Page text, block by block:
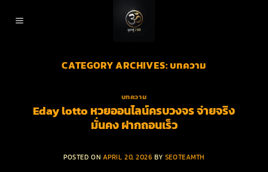
CATEGORY ARCHIVES:บทความ
บทความ
Eday lotto หวยออนไลน์ครบวงจร จ่ายจริง
มั่นคง ฝากถอนเร็ว
POSTED ON APRIL 20, 2026 BY SEOTEAMTH